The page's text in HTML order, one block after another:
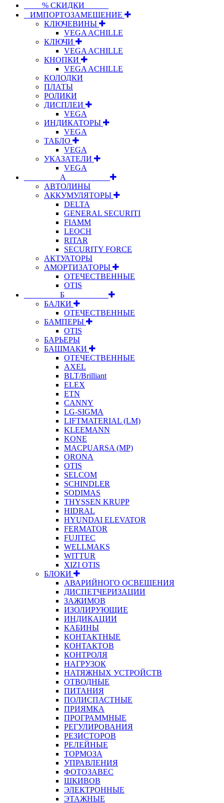
⠀⠀⠀% СКИДКИ⠀⠀⠀⠀
⠀ИМПОРТОЗАМЕЩЕНИЕ
КЛЮЧЕВИНЫ
VEGA ACHILLE
КЛЮЧИ
VEGA ACHILLE
КНОПКИ
VEGA ACHILLE
КОЛОДКИ
ПЛАТЫ
РОЛИКИ
ДИСПЛЕИ
VEGA
ИНДИКАТОРЫ
VEGA
ТАБЛО
VEGA
УКАЗАТЕЛИ
VEGA
⠀⠀⠀⠀⠀⠀А⠀⠀⠀⠀⠀⠀⠀
АВТОЛИНЫ
АККУМУЛЯТОРЫ
DELTA
GENERAL SECURITI
FIAMM
LEOCH
RITAR
SECURITY FORCE
АКТУАТОРЫ
АМОРТИЗАТОРЫ
ОТЕЧЕСТВЕННЫЕ
OTIS
⠀⠀⠀⠀⠀⠀Б⠀⠀⠀⠀⠀⠀⠀
БАЛКИ
ОТЕЧЕСТВЕННЫЕ
БАМПЕРЫ
OTIS
БАРЬЕРЫ
БАШМАКИ
ОТЕЧЕСТВЕННЫЕ
AXEL
BLT/Brilliant
ELEX
ETN
CANNY
LG-SIGMA
LIFTMATERIAL (LM)
KLEEMANN
KONE
MACPUARSA (MP)
ORONA
OTIS
SELCOM
SCHINDLER
SODIMAS
THYSSEN KRUPP
HIDRAL
HYUNDAI ELEVATOR
FERMATOR
FUJITEC
WELLMAKS
WITTUR
XIZI OTIS
БЛОКИ
АВАРИЙНОГО ОСВЕЩЕНИЯ
ДИСПЕТЧЕРИЗАЦИИ
ЗАЖИМОВ
ИЗОЛИРУЮЩИЕ
ИНДИКАЦИИ
КАБИНЫ
КОНТАКТНЫЕ
КОНТАКТОВ
КОНТРОЛЯ
НАГРУЗОК
НАТЯЖНЫХ УСТРОЙСТВ
ОТВОДНЫЕ
ПИТАНИЯ
ПОЛИСПАСТНЫЕ
ПРИЯМКА
ПРОГРАММНЫЕ
РЕГУЛИРОВАНИЯ
РЕЗИСТОРОВ
РЕЛЕЙНЫЕ
ТОРМОЗА
УПРАВЛЕНИЯ
ФОТОЗАВЕС
ШКИВОВ
ЭЛЕКТРОННЫЕ
ЭТАЖНЫЕ